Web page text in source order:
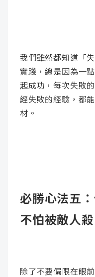
我們雖然都知道「
實踐，總是因為一
起成功，每次失敗
經失敗的經驗，都
材。
必勝心法五
不怕被敵人殺
除了不要侷限在眼